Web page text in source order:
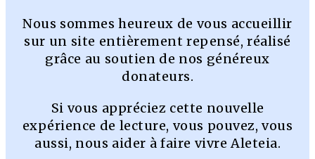
Nous sommes heureux de vous accueillir
sur un site entièrement repensé, réalisé
grâce au soutien de nos généreux
donateurs.
Si vous appréciez cette nouvelle
expérience de lecture, vous pouvez, vous
aussi, nous aider à faire vivre Aleteia.